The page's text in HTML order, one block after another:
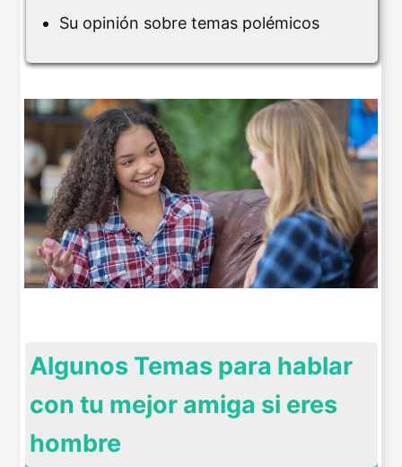
Su opinión sobre temas polémicos
Algunos Temas para hablar
con tu mejor amiga si eres
hombre